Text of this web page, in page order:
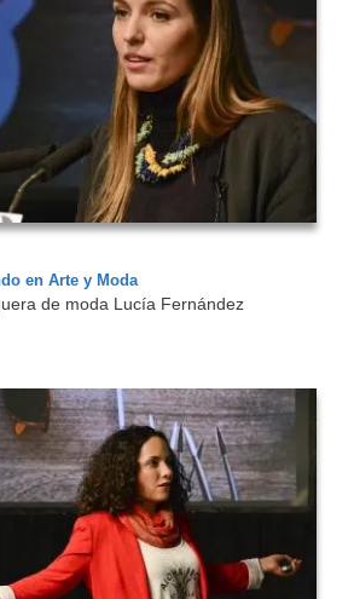
en Arte y Moda
de moda Lucía Fernández